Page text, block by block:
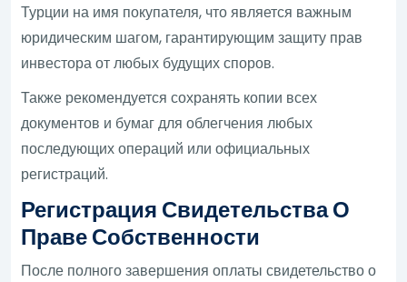
Турции на имя покупателя, что является важным
юридическим шагом, гарантирующим защиту прав
инвестора от любых будущих споров.
Также рекомендуется сохранять копии всех
документов и бумаг для облегчения любых
последующих операций или официальных
регистраций.
Регистрация Свидетельства О
Праве Собственности
После полного завершения оплаты свидетельство о